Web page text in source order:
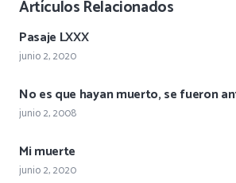
Artículos Relacionados
Pasaje LXXX
junio 2, 2020
No es que hayan muerto, se fueron
junio 2, 2008
Mi muerte
junio 2, 2020